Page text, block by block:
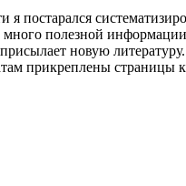
я постарался
полезной
новую
прикреплены страницы